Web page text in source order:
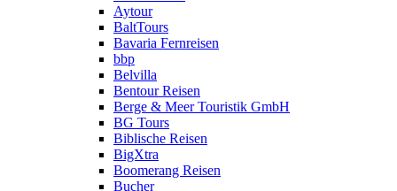
Aytour
BaltTours
Bavaria Fernreisen
bbp
Belvilla
Bentour Reisen
Berge & Meer Touristik GmbH
BG Tours
Biblische Reisen
BigXtra
Boomerang Reisen
Bucher